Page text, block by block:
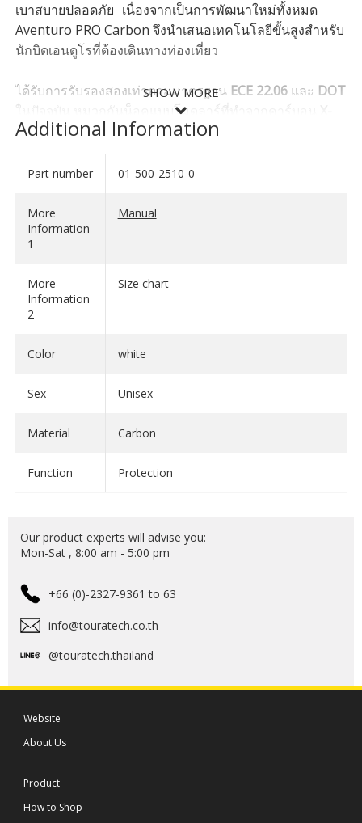
เบาสบายปลอดภัย เนื่องจากเป็นการพัฒนาใหม่ทั้งหมด
Aventuro PRO Carbon จึงนำเสนอเทคโนโลยีขั้นสูงสำหรับ
นักบิดเอนดูโรที่ต้องเดินทางท่องเที่ยว
ได้รับการรับรองสองเท่าตามมาตรฐาน ECE 22.06และ DOT
ในปัจจุบัน หมวกกันน็อคแบบโมดูลาร์ที่ทำจากคาร์บอน
PROขั้นสูงไม่เพียงสร้างความประทับใจด้วยความปลอดภัยที่
โดดเด่น แต่ยังนำเสนอคุณสมบัติที่เป็นนวัตกรรมมากมายอีก
ด้วย
ต้องมีประเพณีอันยิ่งใหญ่ นั่นคือเหตุผลที่ความท้าทายหลัก
ประการหนึ่งในการพัฒนา
Carbon
เทคโนโลยีใหม่ล่าสุด
ทำจาก X-PRO Carbon เทคโนโลยีคาร์บอน X-PRO ใหม่
ได้ ในกระบวนการนี้ คาร์บอน 3K (เส้นใย 3,000 เส้นต่อมัด)
ปริมาณเส้นใยสูง (≥ 60 เปอร์เซ็นต์) ช่วยเพิ่มคุณสมบัติทางกล
ช่วยให้มั่นใจได้ถึงความแข็งแกร่งที่สม่ำเสมอในทุกมิติและ
รูปลักษณ์ที่ประณีต ฝาครอบหมวกกันน็อคสามขนาดที่แตก
หมวกและโดม EPS ที่ดูดซับแรงกระแทกตลอดเวลา
ใหม่หมด ในบริเวณคางมีแถบเลื่อนด้านล่าง ซึ่งสามารถ
ควบคุมการไหลเวียนของอากาศสำหรับผู้ขับขี่ได้ ในขณะที่
กลไกการเอียงด้านบนจะควบคุมการไหลของอากาศแยกต่าง
หาก เพื่อการระบายอากาศของกระบังหน้า
อากาศได้อย่างเหมาะสมเป็นครั้งแรก แม้ในอุณหภูมิที่เย็น
สบายโดยไม่ต้องยอมรับการสูญเสียความสะดวกสบาย
Aventuro PRO คาร์บอน ได้รับการรับรองตามมาตรฐาน
American DOT แล้ว Aventuro PRO Carbon ยังเป็นไปตาม
SHOW MORE
SHOW LESS
Additional Information
Part number 01-500-2510-0
More
Information
1
Manual
More
Information
2
Size chart
Color white
Sex Unisex
Material Carbon
Function Protection
Our product experts will advise you:
Mon-Sat , 8:00 am - 5:00 pm
+66 (0)-2327-9361 to 63
info@touratech.co.th
@touratech.thailand
Website
About Us
Product
How to Shop